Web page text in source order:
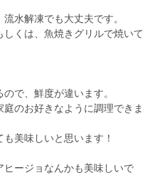
水解凍でも大丈夫です。
くは、魚焼きグリルで焼いて
で、鮮度が違います。
のお好きなように調理できま
美味しいと思います！
ージョなんかも美味しいで